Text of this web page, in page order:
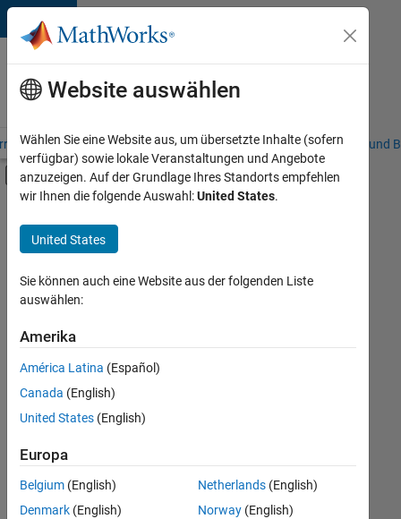
Weiter zum Inhalt
Karriere
bei
MathWorks
– Übersicht Stellensuche Niederlassungen Studierende und
Umschaltung für Off-Canvas-
Hauptinhalt
Education Sales
Inside Sales
Marketing Communications
Marketing Services
Finance and Operations
Human Resources
Legal
+6
Derzeit
es
keine
offenen
Stellen,
Ihren
Suchkriterien
entsprechen.
Website auswählen
Wählen Sie eine Website aus, um übersetzte Inhalte (sofern
verfügbar) sowie lokale Veranstaltungen und Angebote
anzuzeigen. Auf der Grundlage Ihres Standorts empfehlen
wir Ihnen die folgende Auswahl:United States.
United States
Sie können auch eine Website aus der folgenden Liste
auswählen:
Amerika
América Latina (Español)
Canada (English)
United States (English)
Europa
Belgium (English)
Denmark (English)
Netherlands(English)
Norway(English)